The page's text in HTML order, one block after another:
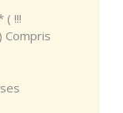
( !!!
Compris